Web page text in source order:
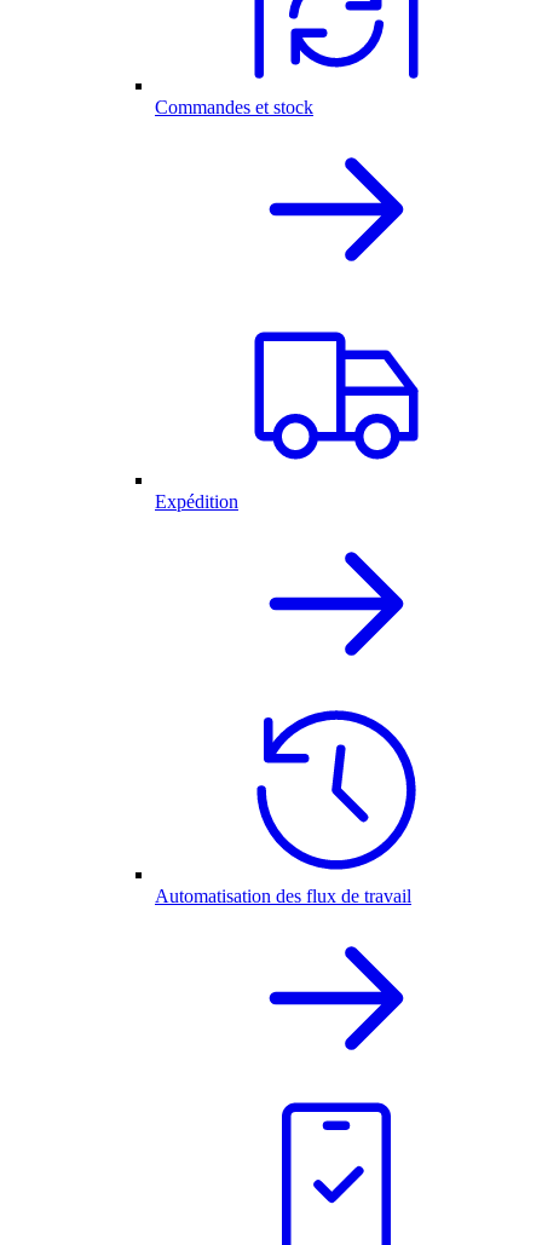
Commandes et stock
Expédition
Automatisation des flux de travail